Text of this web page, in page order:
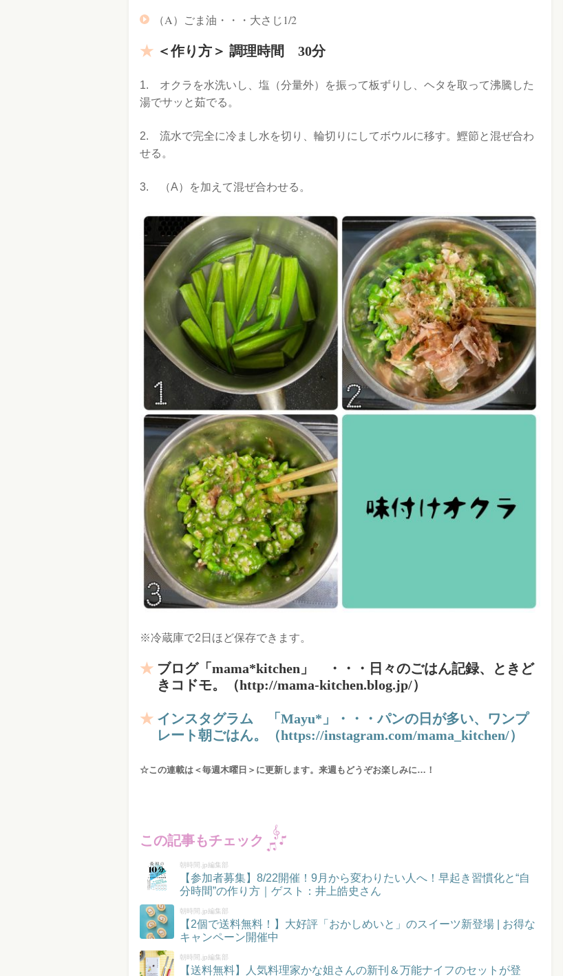
（A）ごま油・・・大さじ1/2
＜作り方＞ 調理時間 30分
1. オクラを水洗いし、塩（分量外）を振って板ずりし、ヘタを取って沸騰した
湯でサッと茹でる。
2. 流水で完全に冷まし水を切り、輪切りにしてボウルに移す。鰹節と混ぜ合わ
せる。
3. （A）を加えて混ぜ合わせる。
※冷蔵庫で2日ほど保存できます。
ブログ「mama*kitchen」 ・・・日々のごはん記録、ときど
きコドモ。（http://mama-kitchen.blog.jp/）
インスタグラム 「Mayu*」・・・パンの日が多い、ワンプ
レート朝ごはん。（https://instagram.com/mama_kitchen/）
☆この連載は＜毎週木曜日＞に更新します。来週もどうぞお楽しみに…！
この記事もチェック
朝時間.jp編集部
【参加者募集】8/22開催！9月から変わりたい人へ！早起き習慣化と“自
分時間”の作り方｜ゲスト：井上皓史さん
朝時間.jp編集部
【2個で送料無料！】大好評「おかしめいと」のスイーツ新登場 | お得な
キャンペーン開催中
朝時間.jp編集部
【送料無料】人気料理家かな姐さんの新刊＆万能ナイフのセットが登